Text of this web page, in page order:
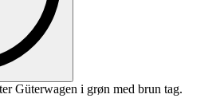
Güterwagen i grøn med brun tag.